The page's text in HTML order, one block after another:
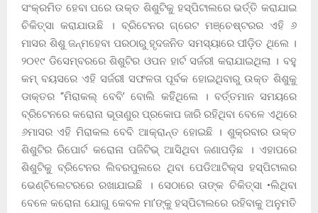
ସଂକ୍ରମିତ ହେବା ପରେ ଉକ୍ତ ଶିଶୁଟିକୁ ହସ୍ପିଟାଲରେ ଭର୍ତ୍ତି କରାଯାଇ
ଚିକିତ୍ସା କରାଯାଉଛି । ବ୍ରିଟେନର ଗ୍ରେଟ ମଞ୍ଚେଷ୍ଟରର ଏହି ୬
ମାସର ଶିଶୁ ଜନ୍ମହେବା ପରଠାରୁ ହୃଦଜନିତ ସମସ୍ୟାରେ ପୀଡ଼ିତ ଥିଲେ ।
୨୦୧୯ ଡିସେମ୍ବରରେ ଶିଶୁଟିର ଓପନ ହାର୍ଟ ସର୍ଜରୀ କରାଯାଇଥିଲା । ବହୁ
କମ୍ ବୟସରେ ଏହି ସର୍ଜରୀ ସଫଳତା ପୂର୍ବକ ହୋଇଥିବାରୁ ଉକ୍ତ ଶିଶୁକୁ
ଡାକ୍ତର “ମିରାକଲ୍ ବେବି’ ବୋଲି କହିିଥିଲେ । ବର୍ତ୍ତମାନ ସମୟରେ
ବ୍ରିଟେନରେ କରୋନା ଭୂତାଣୁର ପ୍ରକୋପ ଜାରି ରହିଥିବା ବେଳେ ଏଥିରେ
୬ମାସର ଏହି ମିରାକଲ ବେବି ଆକ୍ରାନ୍ତ ହୋଇଛି । ଶୁକ୍ରବାର ଉକ୍ତ
ଶିଶୁଟିର ରିପୋର୍ଟ କରୋନା ପଜିଟିଭ୍ ଆସିଥିବା ଜଣାପଡ଼ିଛ । ଏହାପରେ
ଶିଶୁଟିକୁ ବ୍ରିଟେନର ଲିବରପୁଲରେ ଥିବା ପେଡିଆଟିକ୍ସ ହସ୍ପିଟାଲର
ଭେଣ୍ଟିଲେଟରରେ ରଖାଯାଇଛି । ସେଠାରେ ତାଙ୍କ ଚିକିତ୍ସା •ଲିଥିବା
ବେଳେ କରୋନା ଯୋଗୁ କେବଳ ମା’ଙ୍କୁ ହସ୍ପିଟାଲରେ ରହିବାକୁ ଅନୁମତି